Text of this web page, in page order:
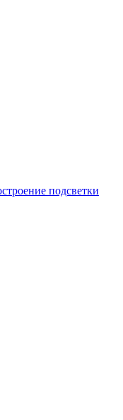
подсветки